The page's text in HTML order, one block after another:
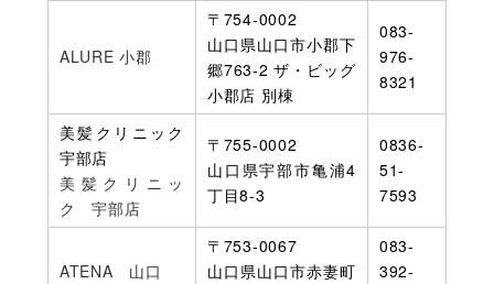
ALURE 小郡
〒754-0002
山口県山口市小郡下
郷763-2 ザ・ビッグ
小郡店 別棟
083-
976-
8321
美髪クリニック
宇部店
美髪クリニッ
ク 宇部店
〒755-0002
山口県宇部市亀浦4
丁目8-3
0836-
51-
7593
ATENA 山口
〒753-0067
山口県山口市赤妻町
083-
392-